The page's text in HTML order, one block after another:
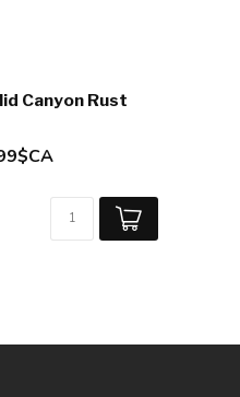
Canyon Rust